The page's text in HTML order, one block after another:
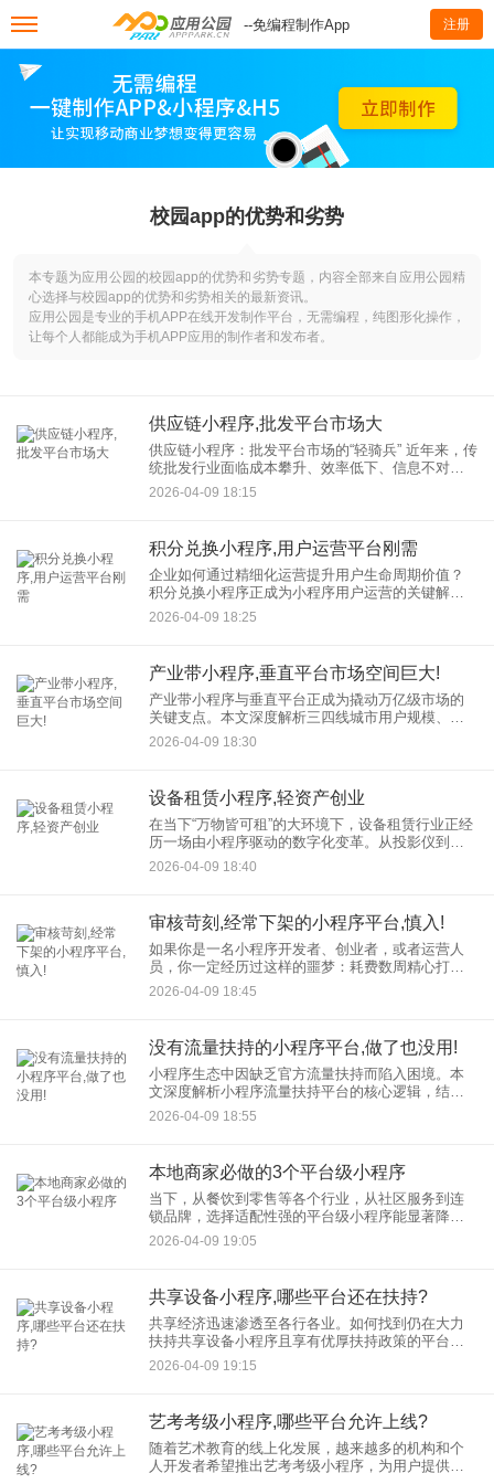
--免编程制作App 注册
校园app的优势和劣势
本专题为应用公园的校园app的优势和劣势专题，内容全部来自应用公园精
心选择与校园app的优势和劣势相关的最新资讯。
应用公园是专业的手机APP在线开发制作平台，无需编程，纯图形化操作，
让每个人都能成为手机APP应用的制作者和发布者。
供应链小程序,批发平台市场大
供应链小程序：批发平台市场的“轻骑兵” 近年来，传
统批发行业面临成本攀升、效率低下、信息不对称
等痛点，而供应链小程序与供应链平台的崛起，为
行业注入新活力。供应链小程序成为连接供应商、
2026-04-09 18:15
积分兑换小程序,用户运营平台刚需
企业如何通过精细化运营提升用户生命周期价值？
积分兑换小程序正成为小程序用户运营的关键解决
方案。通过构建“赚积分花积分留存复购”的闭环生
态，企业不仅能激活沉睡用户，还能将普通用户转
2026-04-09 18:25
产业带小程序,垂直平台市场空间巨大!
产业带小程序与垂直平台正成为撬动万亿级市场的
关键支点。本文深度解析三四线城市用户规模、消
费升级、技术赋能与政策红利如何共同构建垂直领
域的黄金赛道，结合酒业、农业、医疗等领域的成
2026-04-09 18:30
设备租赁小程序,轻资产创业
在当下“万物皆可租”的大环境下，设备租赁行业正经
历一场由小程序驱动的数字化变革。从投影仪到无
人机，从咖啡机到高端礼服，借助设备租赁小程
序，用户通过简单的线上操作，设备即可配送至指
2026-04-09 18:40
审核苛刻,经常下架的小程序平台,慎入!
如果你是一名小程序开发者、创业者，或者运营人
员，你一定经历过这样的噩梦：耗费数周精心打磨
的小程序，提交审核后却被反复打回，理由模糊甚
至荒谬；又或者，已经上线稳定运行的小程序，突
2026-04-09 18:45
没有流量扶持的小程序平台,做了也没用!
小程序生态中因缺乏官方流量扶持而陷入困境。本
文深度解析小程序流量扶持平台的核心逻辑，结合
社交裂变、场景入口、异业合作等实战策略，为“小
程序没有流量”的难题提供系统性解决方案，助力小
2026-04-09 18:55
本地商家必做的3个平台级小程序
当下，从餐饮到零售等各个行业，从社区服务到连
锁品牌，选择适配性强的平台级小程序能显著降低
运营成本，提升用户复购率。本文结合2025年最新
实测数据，推荐3个适合本地商家的平台级小程序，
2026-04-09 19:05
共享设备小程序,哪些平台还在扶持?
共享经济迅速渗透至各行各业。如何找到仍在大力
扶持共享设备小程序且享有优厚扶持政策的平台，
成了众多从业者关注的焦点。今天，我们就来一起
2026-04-09 19:15
艺考考级小程序,哪些平台允许上线?
随着艺术教育的线上化发展，越来越多的机构和个
人开发者希望推出艺考考级小程序，为用户提供考